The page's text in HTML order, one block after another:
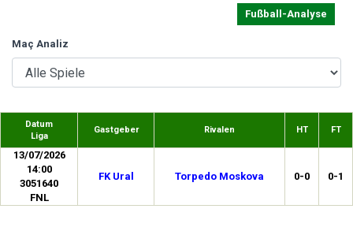
Fußball-Analyse
Maç Analiz
Datum
Liga
Gastgeber Rivalen HT FT
13/07/2026
14:00
3051640
FNL
FK Ural Torpedo Moskova 0-0 0-1